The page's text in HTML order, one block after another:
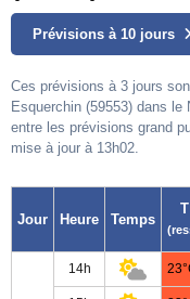
Prévisions à 10 jours
Ces prévisions à 3 jours
Esquerchin (59553) dans
entre les prévisions grand
mise à jour à 13h02.
Jour Heure Temps
14h